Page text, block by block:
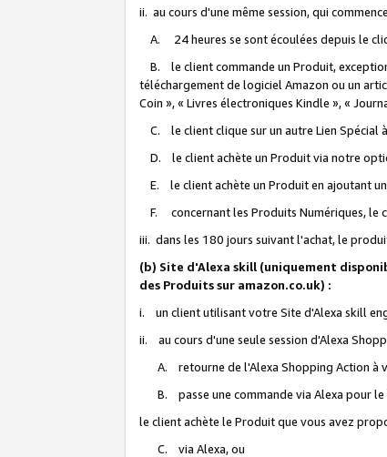
ii. au cours d'une même session, qui
A. 24 heures se sont écoulées depuis le
B. le client commande un Produit,
téléchargement de logiciel Amazon ou un
Coin », « Livres électroniques Kindle », «
C. le client clique sur un autre Lien Spécial
D. le client achète un Produit via notre
E. le client achète un Produit en ajoutant un
F. concernant les Produits Numériques, le
iii. dans les 180 jours suivant l'achat, le
(b) Site d'Alexa skill (uniquement
des Produits sur amazon.co.uk) :
i. un client utilisant votre Site d'Alexa skill
ii. au cours d'une seule session d'Alexa
A. retourne de l'Alexa Shopping Action à
B. passe une commande via Alexa pour
le client achète le Produit que vous avez
C. via Alexa, ou